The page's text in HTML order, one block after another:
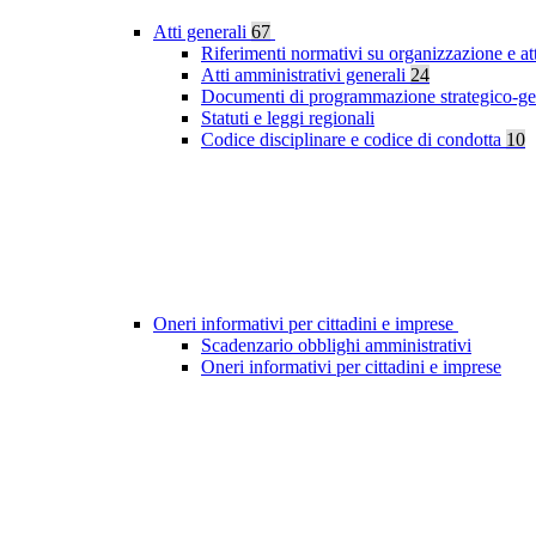
Atti generali 67
Riferimenti normativi su organizzazione e
Atti amministrativi generali 24
Documenti di programmazione strategico-
Statuti e leggi regionali
Codice disciplinare e codice di condotta 10
Oneri informativi per cittadini e imprese
Scadenzario obblighi amministrativi
Oneri informativi per cittadini e imprese